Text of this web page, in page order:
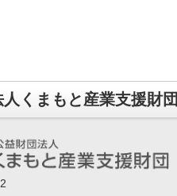
くまもと産業支援財団